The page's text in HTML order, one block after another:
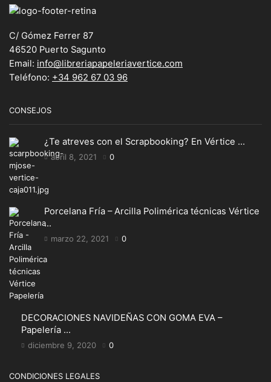
C/ Gómez Ferrer 87
46520 Puerto Sagunto
Email: info@libreriapapeleriavertice.com
Teléfono: +34 962 67 03 96
CONSEJOS
¿Te atreves con el Scrapbooking? En Vértice ...
abril 8, 2021 0
Porcelana Fría – Arcilla Polimérica técnicas Vértice
...
marzo 22, 2021 0
DECORACIONES NAVIDEÑAS CON GOMA EVA –
Papelería ...
diciembre 9, 2020 0
CONDICIONES LEGALES